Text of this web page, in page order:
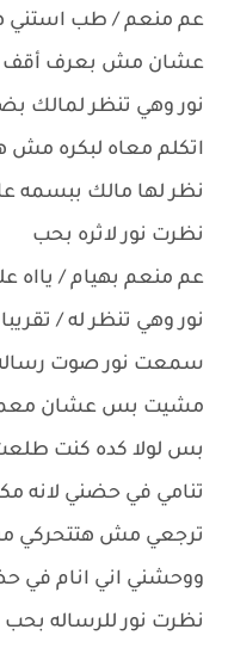
عم منعم / طب استني
عشان مش بعرف أقف
نور وهي تنظر لمالك
اتكلم معاه لبكره
نظر لها مالك ببسمه
نظرت نور لاثره بحب
عم منعم بهيام / يااه
نور وهي تنظر له /
سمعت نور صوت رساله
مشيت بس عشان
بس لولا كده كنت
تنامي في حضني لانه
ترجعي مش هتتحركي
ووحشني اني انام في
نظرت نور للرساله